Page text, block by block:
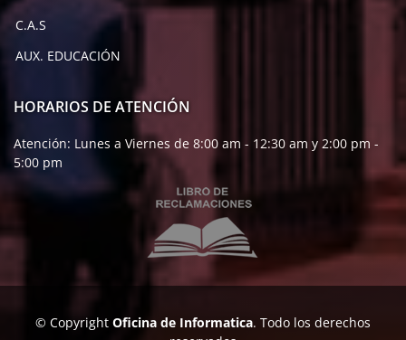
C.A.S
AUX. EDUCACIÓN
HORARIOS DE ATENCIÓN
Atención: Lunes a Viernes de 8:00 am - 12:30 am y 2:00 pm -
5:00 pm
© Copyright Oficina de Informatica. Todo los derechos